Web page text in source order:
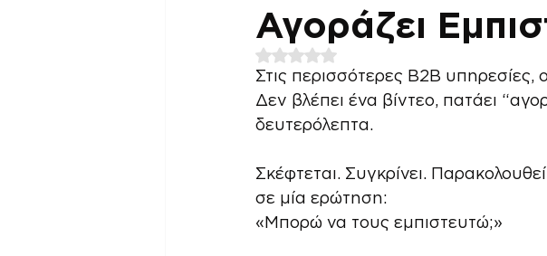
Αγοράζει
Βαθμολογήθηκε με NaN από 5 αστέρια.
Στις περισσότερες B2B
Δεν βλέπει ένα βίντεο, πατάει
δευτερόλεπτα.
Σκέφτεται. Συγκρίνει.
σε μία ερώτηση:
«Μπορώ να τους εμπιστευτώ;»